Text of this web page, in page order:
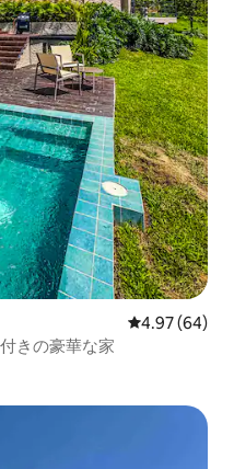
レビュー64
4.97 (64)
きの豪華な家